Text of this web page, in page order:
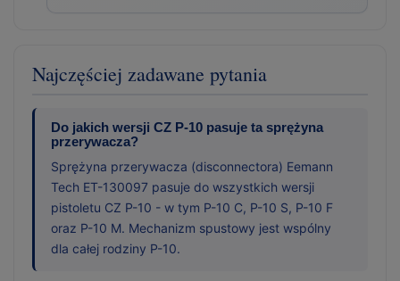
Najczęściej zadawane pytania
Do jakich wersji CZ P-10 pasuje ta sprężyna
przerywacza?
Sprężyna przerywacza (disconnectora) Eemann
Tech ET-130097 pasuje do wszystkich wersji
pistoletu CZ P-10 - w tym P-10 C, P-10 S, P-10 F
oraz P-10 M. Mechanizm spustowy jest wspólny
dla całej rodziny P-10.